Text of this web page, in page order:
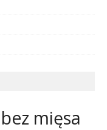
bez mięsa